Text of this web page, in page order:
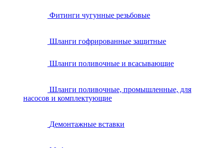
Фитинги чугунные резьбовые
Шланги гофрированные защитные
Шланги поливочные и всасывающие
Шланги поливочные, промышленные, для
насосов и комплектующие
Демонтажные вставки